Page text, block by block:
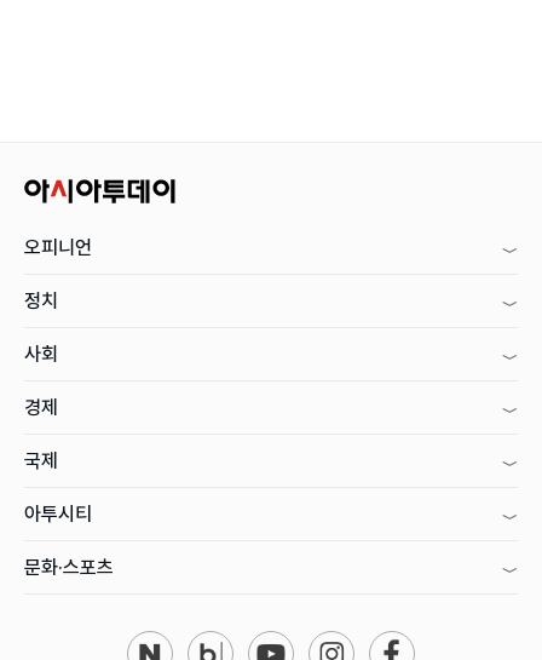
오피니언
정치
사회
경제
국제
아투시티
문화·스포츠